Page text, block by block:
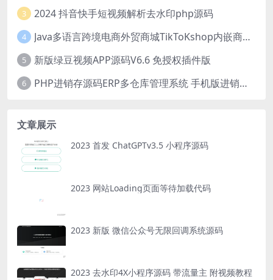
3 2024 抖音快手短视频解析去水印php源码
4 Java多语言跨境电商外贸商城TikToKshop内嵌商城I商家入驻I一键铺
5 新版绿豆视频APP源码V6.6 免授权插件版
6 PHP进销存源码ERP多仓库管理系统 手机版进销存 php网络版进销存小程序
文章展示
2023 首发 ChatGPTv3.5 小程序源码
2023 网站Loading页面等待加载代码
2023 新版 微信公众号无限回调系统源码
2023 去水印4X小程序源码 带流量主 附视频教程